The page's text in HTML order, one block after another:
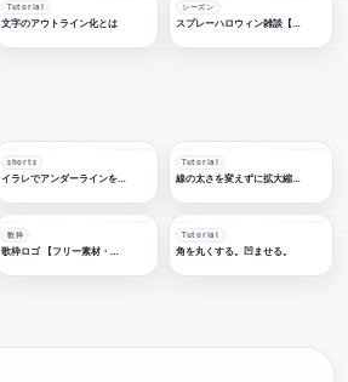
Tutorial
文字のアウトライン化とは
シーズン
shorts Tutorial
歌枠 Tutorial
角を丸くする。凹ませる。